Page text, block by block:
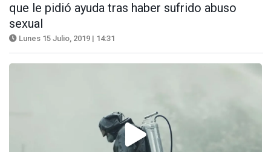
que le pidió ayuda tras haber sufrido abuso
sexual
Lunes 15 Julio, 2019 | 14:31